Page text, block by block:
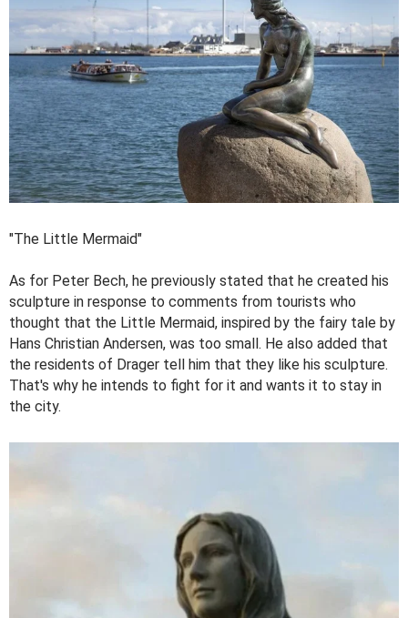
"The Little Mermaid"
As for Peter Bech, he previously stated that he created his
sculpture in response to comments from tourists who
thought that the Little Mermaid, inspired by the fairy tale by
Hans Christian Andersen, was too small. He also added that
the residents of Drager tell him that they like his sculpture.
That's why he intends to fight for it and wants it to stay in
the city.